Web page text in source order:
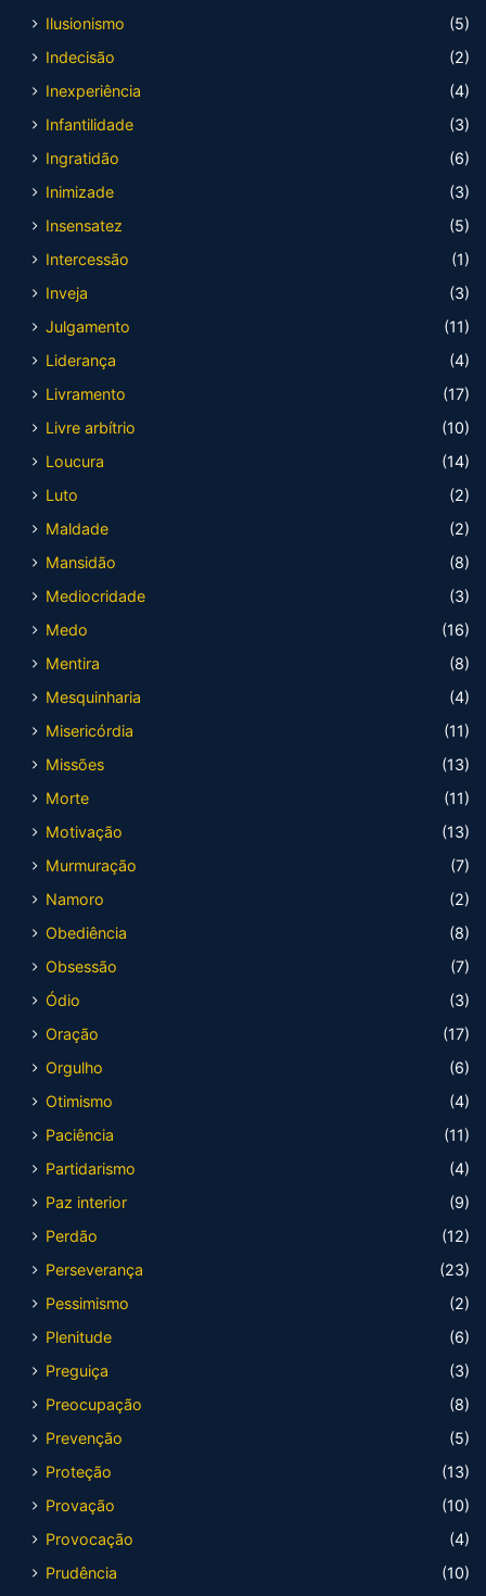
Ilusionismo
(5)
Indecisão
(2)
Inexperiência
(4)
Infantilidade
(3)
Ingratidão
(6)
Inimizade
(3)
Insensatez
(5)
Intercessão
(1)
Inveja
(3)
Julgamento
(11)
Liderança
(4)
Livramento
(17)
Livre arbítrio
(10)
Loucura
(14)
Luto
(2)
Maldade
(2)
Mansidão
(8)
Mediocridade
(3)
Medo
(16)
Mentira
(8)
Mesquinharia
(4)
Misericórdia
(11)
Missões
(13)
Morte
(11)
Motivação
(13)
Murmuração
(7)
Namoro
(2)
Obediência
(8)
Obsessão
(7)
Ódio
(3)
Oração
(17)
Orgulho
(6)
Otimismo
(4)
Paciência
(11)
Partidarismo
(4)
Paz interior
(9)
Perdão
(12)
Perseverança
(23)
Pessimismo
(2)
Plenitude
(6)
Preguiça
(3)
Preocupação
(8)
Prevenção
(5)
Proteção
(13)
Provação
(10)
Provocação
(4)
Prudência
(10)